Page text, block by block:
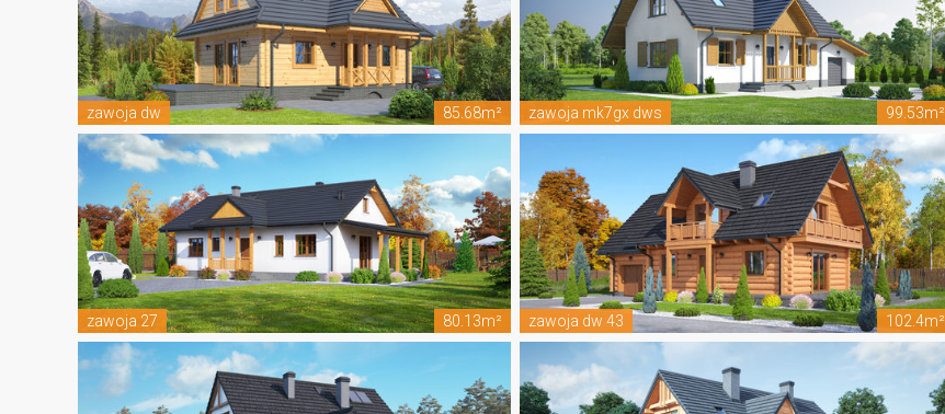
zawoja dw 85.68m² zawoja mk7gx dws 99.53m²
zawoja 27 80.13m² zawoja dw 43 102.4m²